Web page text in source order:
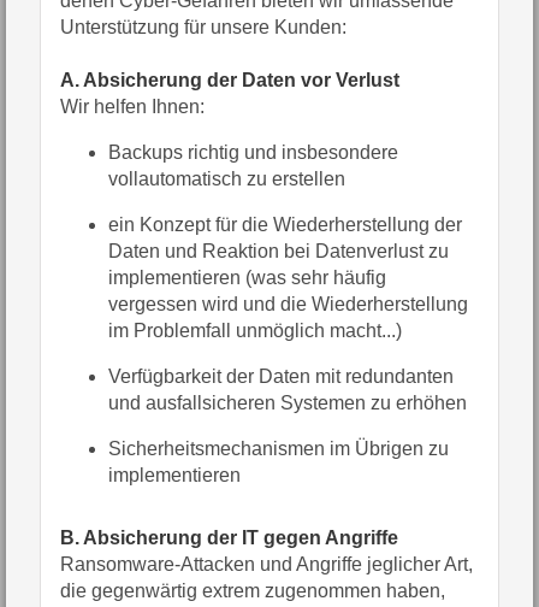
Unterstützung für unsere Kunden:
A. Absicherung der Daten vor Verlust
Wir helfen Ihnen:
Backups richtig und insbesondere
vollautomatisch zu erstellen
ein Konzept für die Wiederherstellung der
Daten und Reaktion bei Datenverlust zu
implementieren (was sehr häufig
vergessen wird und die Wiederherstellung
im Problemfall unmöglich macht...)
Verfügbarkeit der Daten mit redundanten
und ausfallsicheren Systemen zu erhöhen
Sicherheitsmechanismen im Übrigen zu
implementieren
B. Absicherung der IT gegen Angriffe
Ransomware-Attacken und Angriffe jeglicher Art,
die gegenwärtig extrem zugenommen haben,